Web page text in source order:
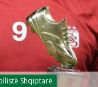
Shqiptarë